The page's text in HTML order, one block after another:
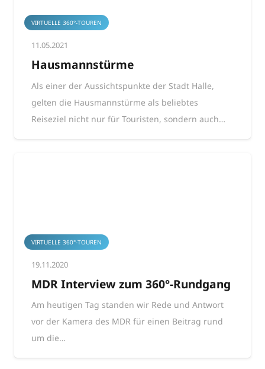
VIRTUELLE 360°-TOUREN
11.05.2021
Hausmannstürme
Als einer der Aussichtspunkte der Stadt Halle,
gelten die Hausmannstürme als beliebtes
Reiseziel nicht nur für Touristen, sondern auch…
VIRTUELLE 360°-TOUREN
19.11.2020
MDR Interview zum 360°-Rundgang
Am heutigen Tag standen wir Rede und Antwort
vor der Kamera des MDR für einen Beitrag rund
um die…